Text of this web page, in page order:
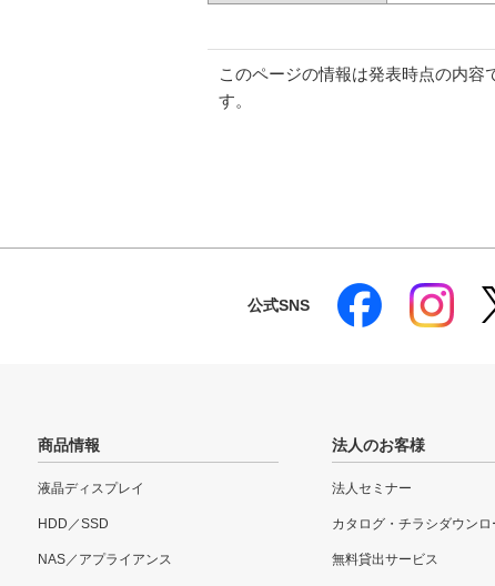
このページの情報は発表時点の内容
す。
公式SNS
商品情報
液晶ディスプレイ
HDD／SSD
NAS／アプライアンス
法人のお客様
法人セミナー
カタログ・チラシダウンロ
無料貸出サービス